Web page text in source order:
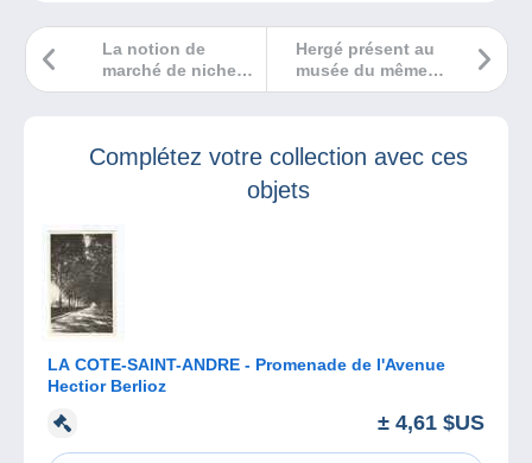
Hergé présent au
musée du même
nom.
La notion de
marché de niche
selon Sébastien
Complétez votre collection avec ces
objets
LA COTE-SAINT-ANDRE - Promenade de l'Avenue
Hectior Berlioz
± 4,61 $US